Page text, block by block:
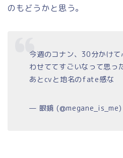
のもどうかと思う。
今週のコナン、30分かけ
わせててすごいなって思っ
あとcvと地名のfate感な
— 眼鏡